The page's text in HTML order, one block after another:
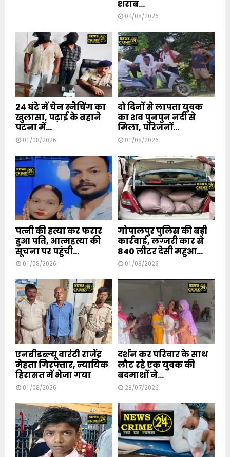
शराब...
04/08/2026
24 घंटे में चेन स्नैचिंग का
खुलासा, पढ़ाई के बहाने
पटना में...
01/08/2026
दो दिनों से लापता युवक
का शव पुनपुन नदी से
मिला, परिजनों...
01/08/2026
पत्नी की हत्या कर फरार
हुआ पति, आत्महत्या की
सूचना पर पहुंची...
01/08/2026
गोपालपुर पुलिस की बड़ी
कार्रवाई, लग्जरी कार से
840 लीटर देसी महुआ...
01/08/2026
एनबीडब्ल्यू वारंटी राजेंद्र
मेहता गिरफ्तार, न्यायिक
हिरासत में भेजा गया
01/08/2026
दर्शन कर परिवार के साथ
लौट रहे एक युवक की
बदमाशों ने...
28/07/2026